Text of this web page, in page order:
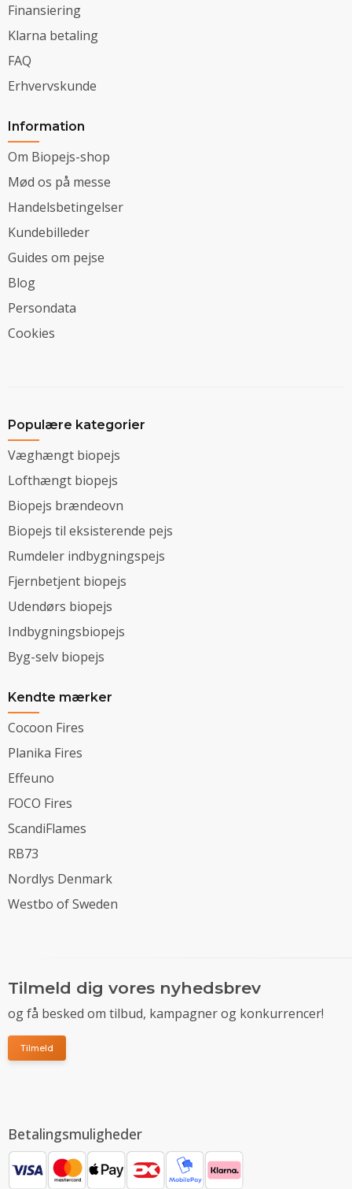
Finansiering
Klarna betaling
FAQ
Erhvervskunde
Information
Om Biopejs-shop
Mød os på messe
Handelsbetingelser
Kundebilleder
Guides om pejse
Blog
Persondata
Cookies
Populære kategorier
Væghængt biopejs
Lofthængt biopejs
Biopejs brændeovn
Biopejs til eksisterende pejs
Rumdeler indbygningspejs
Fjernbetjent biopejs
Udendørs biopejs
Indbygningsbiopejs
Byg-selv biopejs
Kendte mærker
Cocoon Fires
Planika Fires
Effeuno
FOCO Fires
ScandiFlames
RB73
Nordlys Denmark
Westbo of Sweden
Tilmeld dig vores nyhedsbrev
og få besked om tilbud, kampagner og konkurrencer!
Tilmeld
Betalingsmuligheder